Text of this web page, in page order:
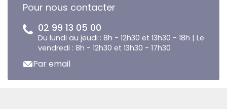
Pour nous contacter
02 99 13 05 00
Du lundi au jeudi : 8h - 12h30 et 13h30 - 18h | Le
vendredi : 8h - 12h30 et 13h30 - 17h30
Par email